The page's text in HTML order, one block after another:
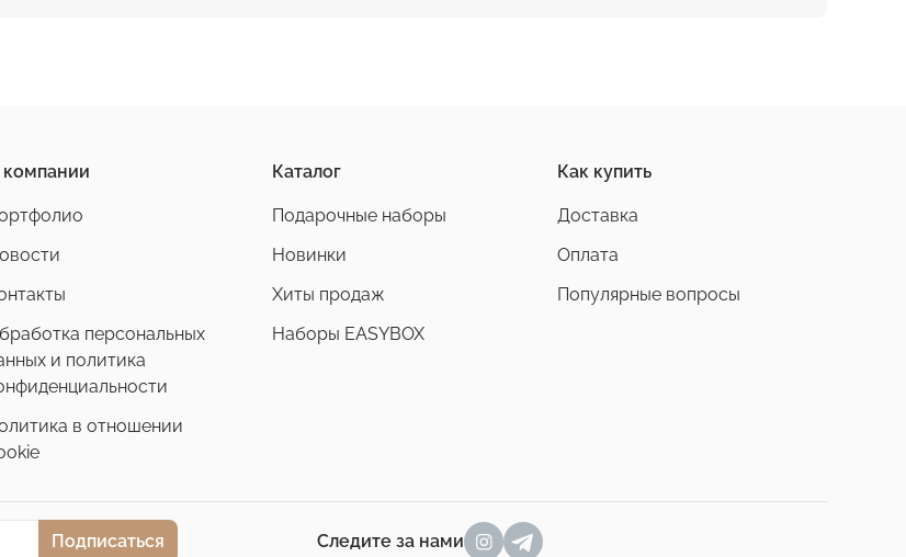
персональных
и политика
в отношении
Каталог
Подарочные наборы
Новинки
Хиты продаж
Наборы EASYBOX
Как купить
Доставка
Оплата
Популярные вопросы
Подписаться Следите за нами